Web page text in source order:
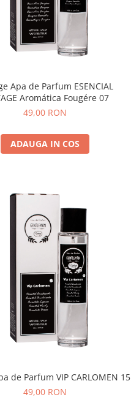
Apa de Parfum ESENCIAL
Aromática Fougére 07
49,00 RON
ADAUGA IN COS
de Parfum VIP CARLOMEN 15
49,00 RON